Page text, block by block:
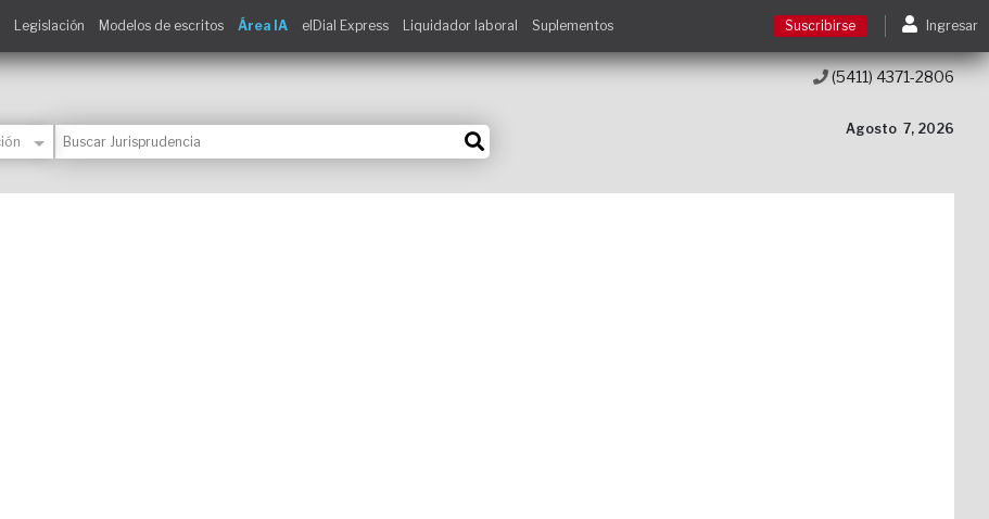
Suscribirse
Legislación Modelos de escritos Área IA elDial Express Liquidador laboral Suplementos Suscribirse Ingresar
Agosto 7, 2026
(5411) 4371-2806